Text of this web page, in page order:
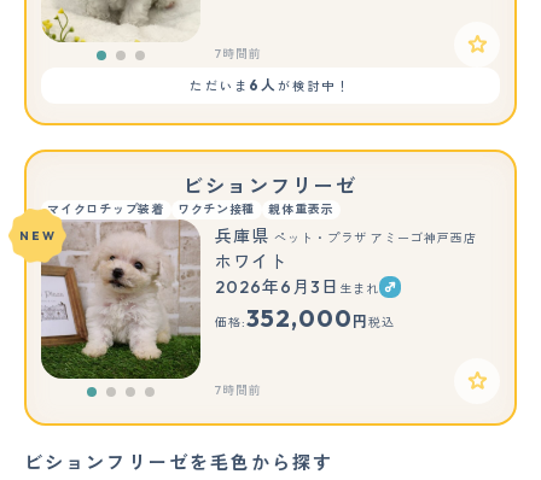
7時間前
ただいま 6人が検討中！
ビションフリーゼ
マイクロチップ装着 ワクチン接種
親体重表示
NEW
兵庫県 ペット・プラザ アミーゴ神戸西店
ホワイト
2026年6月3日 生まれ
価格:352,000 円 税込
7時間前
ビションフリーゼを毛色から探す